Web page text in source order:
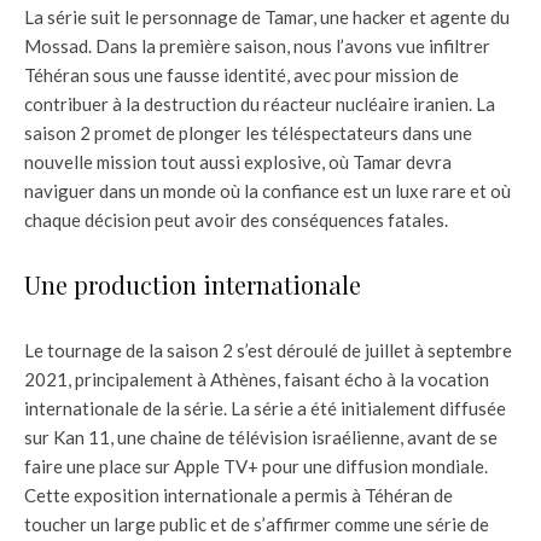
La série suit le personnage de Tamar, une hacker et agente du
Mossad. Dans la première saison, nous l’avons vue infiltrer
Téhéran sous une fausse identité, avec pour mission de
contribuer à la destruction du réacteur nucléaire iranien. La
saison 2 promet de plonger les téléspectateurs dans une
nouvelle mission tout aussi explosive, où Tamar devra
naviguer dans un monde où la confiance est un luxe rare et où
chaque décision peut avoir des conséquences fatales.
Une production internationale
Le tournage de la saison 2 s’est déroulé de juillet à septembre
2021, principalement à Athènes, faisant écho à la vocation
internationale de la série. La série a été initialement diffusée
sur Kan 11, une chaine de télévision israélienne, avant de se
faire une place sur Apple TV+ pour une diffusion mondiale.
Cette exposition internationale a permis à Téhéran de
toucher un large public et de s’affirmer comme une série de